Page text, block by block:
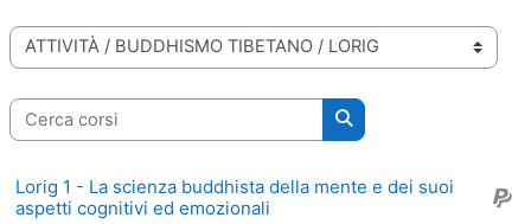
Categorie di corso
Cerca corsi
Cerca corsi
Lorig 1 - La scienza buddhista della mente e dei suoi
aspetti cognitivi ed emozionali